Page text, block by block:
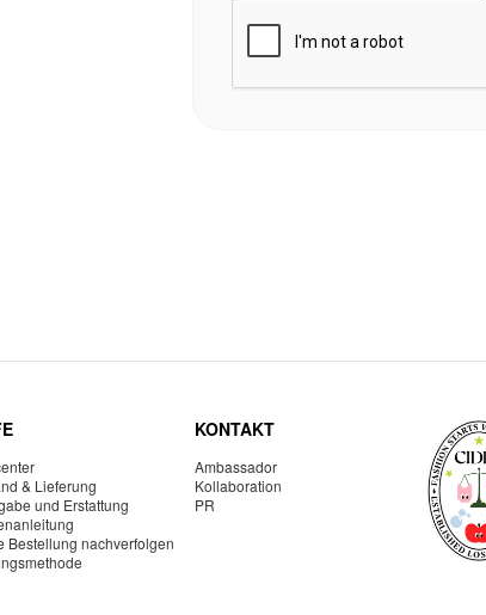
& Lieferung
und Erstattung
Bestellung nachverfolgen
KONTAKT
Ambassador
Kollaboration
PR